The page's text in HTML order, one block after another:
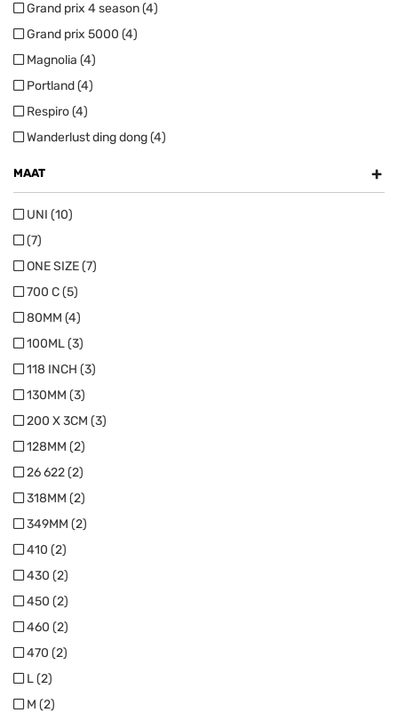
Grand prix 4 season (4)
Grand prix 5000 (4)
Magnolia (4)
Portland (4)
Respiro (4)
Wanderlust ding dong (4)
MAAT +
UNI (10)
(7)
ONE SIZE (7)
700 C (5)
80MM (4)
100ML (3)
118 INCH (3)
130MM (3)
200 X 3CM (3)
128MM (2)
26 622 (2)
318MM (2)
349MM (2)
410 (2)
430 (2)
450 (2)
460 (2)
470 (2)
L (2)
M (2)